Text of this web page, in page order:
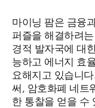
마이닝 팜은 금융
퍼즐을 해결하려
경적 발자국에 대
능하고 에너지 효
요해지고 있습니
써, 암호화폐 네트
한 통찰을 얻을 수